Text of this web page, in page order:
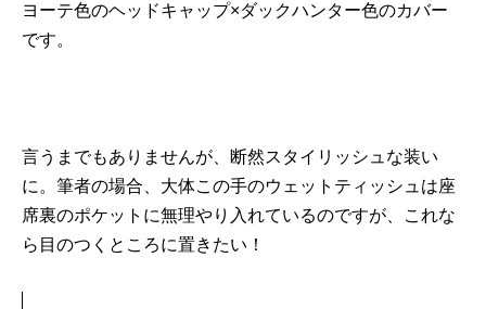
ヨーテ色のヘッドキャップ×ダックハンター色のカバー
です。
言うまでもありませんが、断然スタイリッシュな装い
に。筆者の場合、大体この手のウェットティッシュは座
席裏のポケットに無理やり入れているのですが、これな
ら目のつくところに置きたい！